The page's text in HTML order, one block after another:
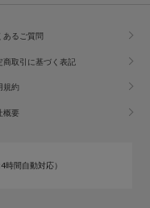
あるご質問
商取引に基づく表記
規約
概要
時間自動対応）